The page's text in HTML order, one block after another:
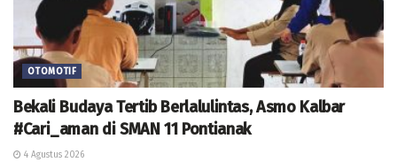
OTOMOTIF
Bekali Budaya Tertib Berlalulintas, Asmo Kalbar
#Cari_aman di SMAN 11 Pontianak
4 Agustus 2026